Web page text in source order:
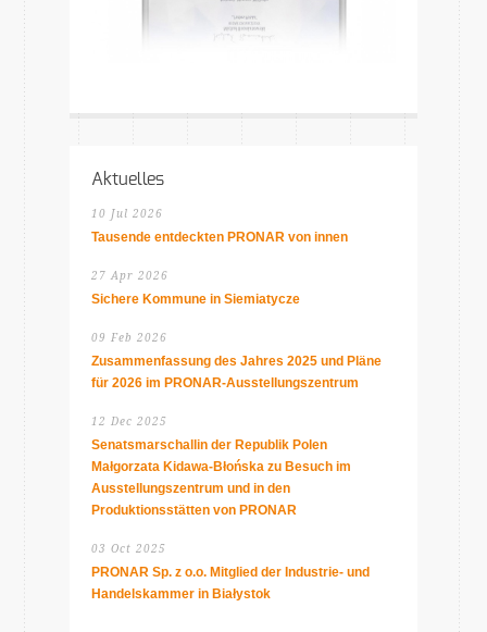
Aktuelles
10 Jul 2026
Tausende entdeckten PRONAR von innen
27 Apr 2026
Sichere Kommune in Siemiatycze
09 Feb 2026
Zusammenfassung des Jahres 2025 und Pläne
für 2026 im PRONAR-Ausstellungszentrum
12 Dec 2025
Senatsmarschallin der Republik Polen
Małgorzata Kidawa-Błońska zu Besuch im
Ausstellungszentrum und in den
Produktionsstätten von PRONAR
03 Oct 2025
PRONAR Sp. z o.o. Mitglied der Industrie- und
Handelskammer in Białystok